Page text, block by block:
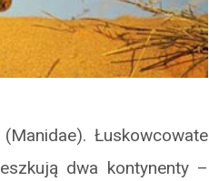
Łuskowcowate
dwa kontynenty –